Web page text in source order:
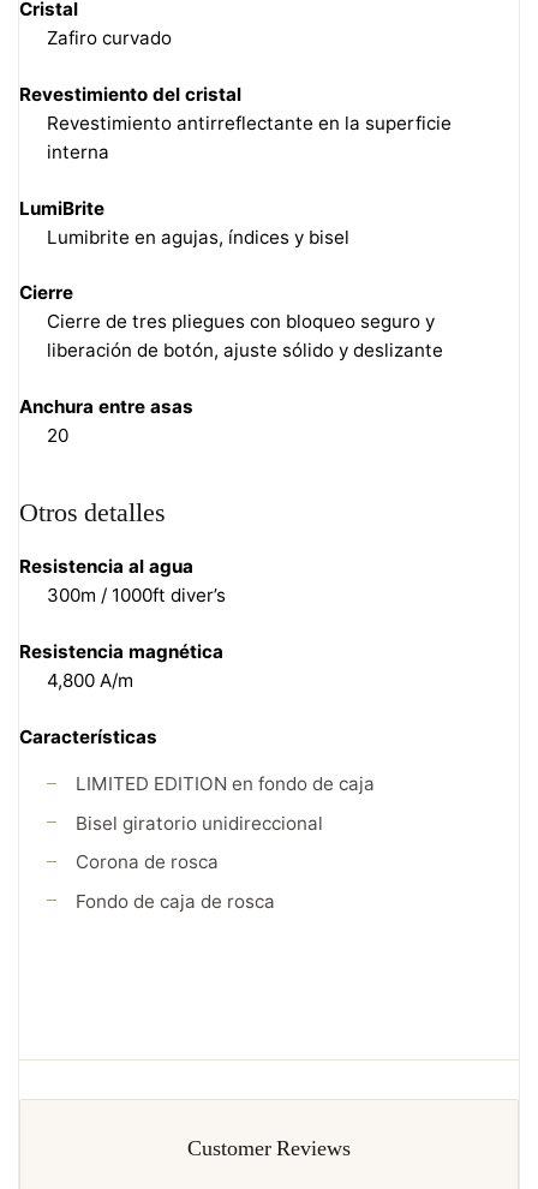
Cristal
Zafiro curvado
Revestimiento del cristal
Revestimiento antirreflectante en la superficie
interna
LumiBrite
Lumibrite en agujas, índices y bisel
Cierre
Cierre de tres pliegues con bloqueo seguro y
liberación de botón, ajuste sólido y deslizante
Anchura entre asas
20
Otros detalles
Resistencia al agua
300m / 1000ft diver’s
Resistencia magnética
4,800 A/m
Características
LIMITED EDITION en fondo de caja
Bisel giratorio unidireccional
Corona de rosca
Fondo de caja de rosca
Customer Reviews